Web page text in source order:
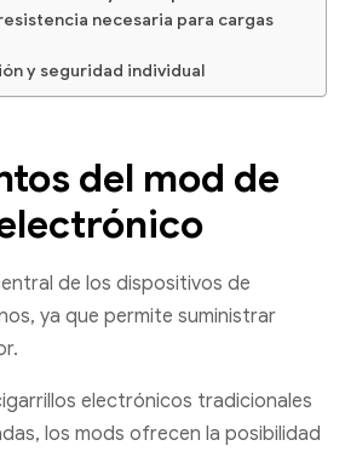
necesaria para cargas
y seguridad individual
del mod de
de los dispositivos de
ya que permite suministrar
electrónicos tradicionales
los mods ofrecen la posibilidad